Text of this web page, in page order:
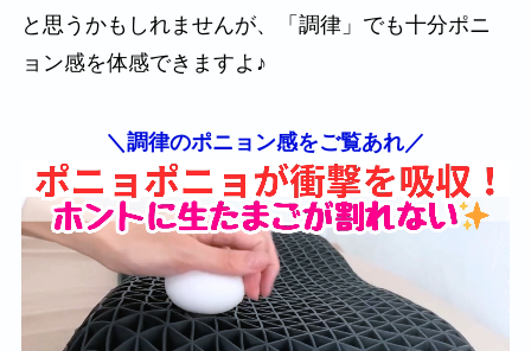
と思うかもしれませんが、「調律」でも十分ポニ
ョン感を体感できますよ♪
＼調律のポニョン感をご覧あれ／